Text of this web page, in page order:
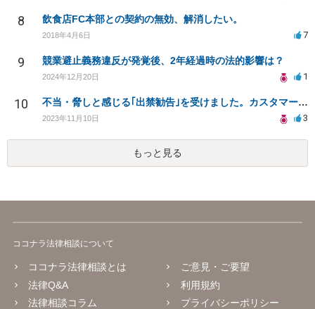
8 飲食店FC本部との契約の無効、解消したい。
2018年4月6日 7
9 競業避止義務違反が発覚後、2年経過時の法的影響は？
2024年12月20日 1
10 不当・脅しと感じる｢出禁勧告｣を受けました。カスタマーセンターに問い合わせても大丈夫でしょうか。
2023年11月10日 3
もっと見る
ココナラ法律相談について
ココナラ法律相談とは
法律Q&A
法律相談コラム
ご意見・ご要望
利用規約
プライバシーポリシー